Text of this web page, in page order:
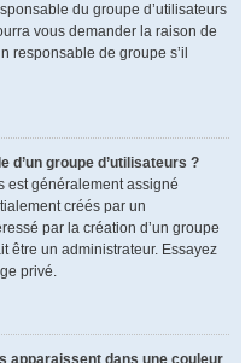
du groupe d’utilisateurs
vous demander la raison de
responsable de groupe s’il
d’un groupe d’utilisateurs ?
est généralement assigné
créés par un
par la création d’un groupe
être un administrateur. Essayez
privé.
apparaissent dans une couleur